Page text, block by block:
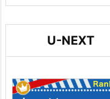
U-NEXT